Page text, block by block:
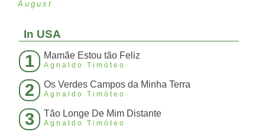
August
In USA
1 Mamãe Estou tão Feliz
Agnaldo Timóteo
2 Os Verdes Campos da Minha Terra
Agnaldo Timóteo
3 Tão Longe De Mim Distante
Agnaldo Timóteo